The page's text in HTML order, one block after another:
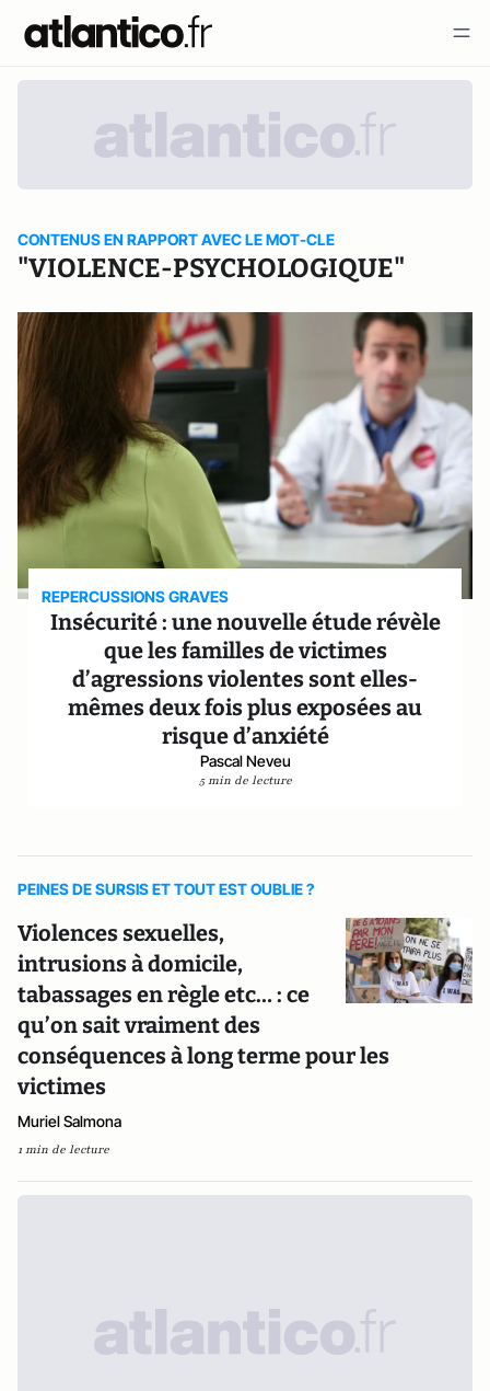
CONTENUS EN RAPPORT AVEC LE MOT-CLE
"VIOLENCE-PSYCHOLOGIQUE"
REPERCUSSIONS GRAVES
Insécurité : une nouvelle étude révèle
que les familles de victimes
d’agressions violentes sont elles-
mêmes deux fois plus exposées au
risque d’anxiété
Pascal Neveu
5 min de lecture
PEINES DE SURSIS ET TOUT EST OUBLIE ?
Violences sexuelles,
intrusions à domicile,
tabassages en règle etc… : ce
qu’on sait vraiment des
conséquences à long terme pour les
victimes
Muriel Salmona
1 min de lecture